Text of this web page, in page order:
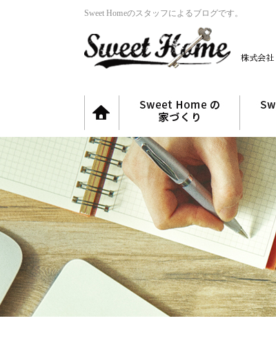
Sweet Homeのスタッフによるブログです。
株式会社